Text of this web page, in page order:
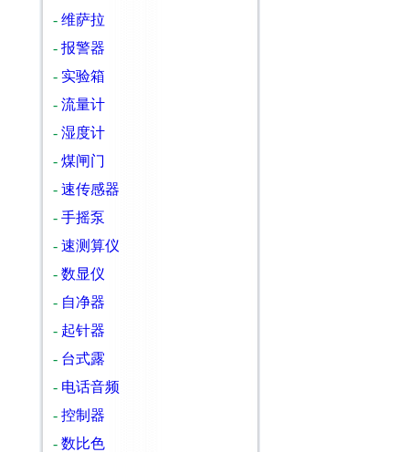
- 维萨拉
- 报警器
- 实验箱
- 流量计
- 湿度计
- 煤闸门
- 速传感器
- 手摇泵
- 速测算仪
- 数显仪
- 自净器
- 起针器
- 台式露
- 电话音频
- 控制器
- 数比色